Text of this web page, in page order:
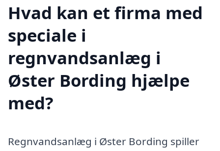
Hvad kan et firma med
speciale i
regnvandsanlæg i
Øster Bording hjælpe
med?
Regnvandsanlæg i Øster Bording spiller